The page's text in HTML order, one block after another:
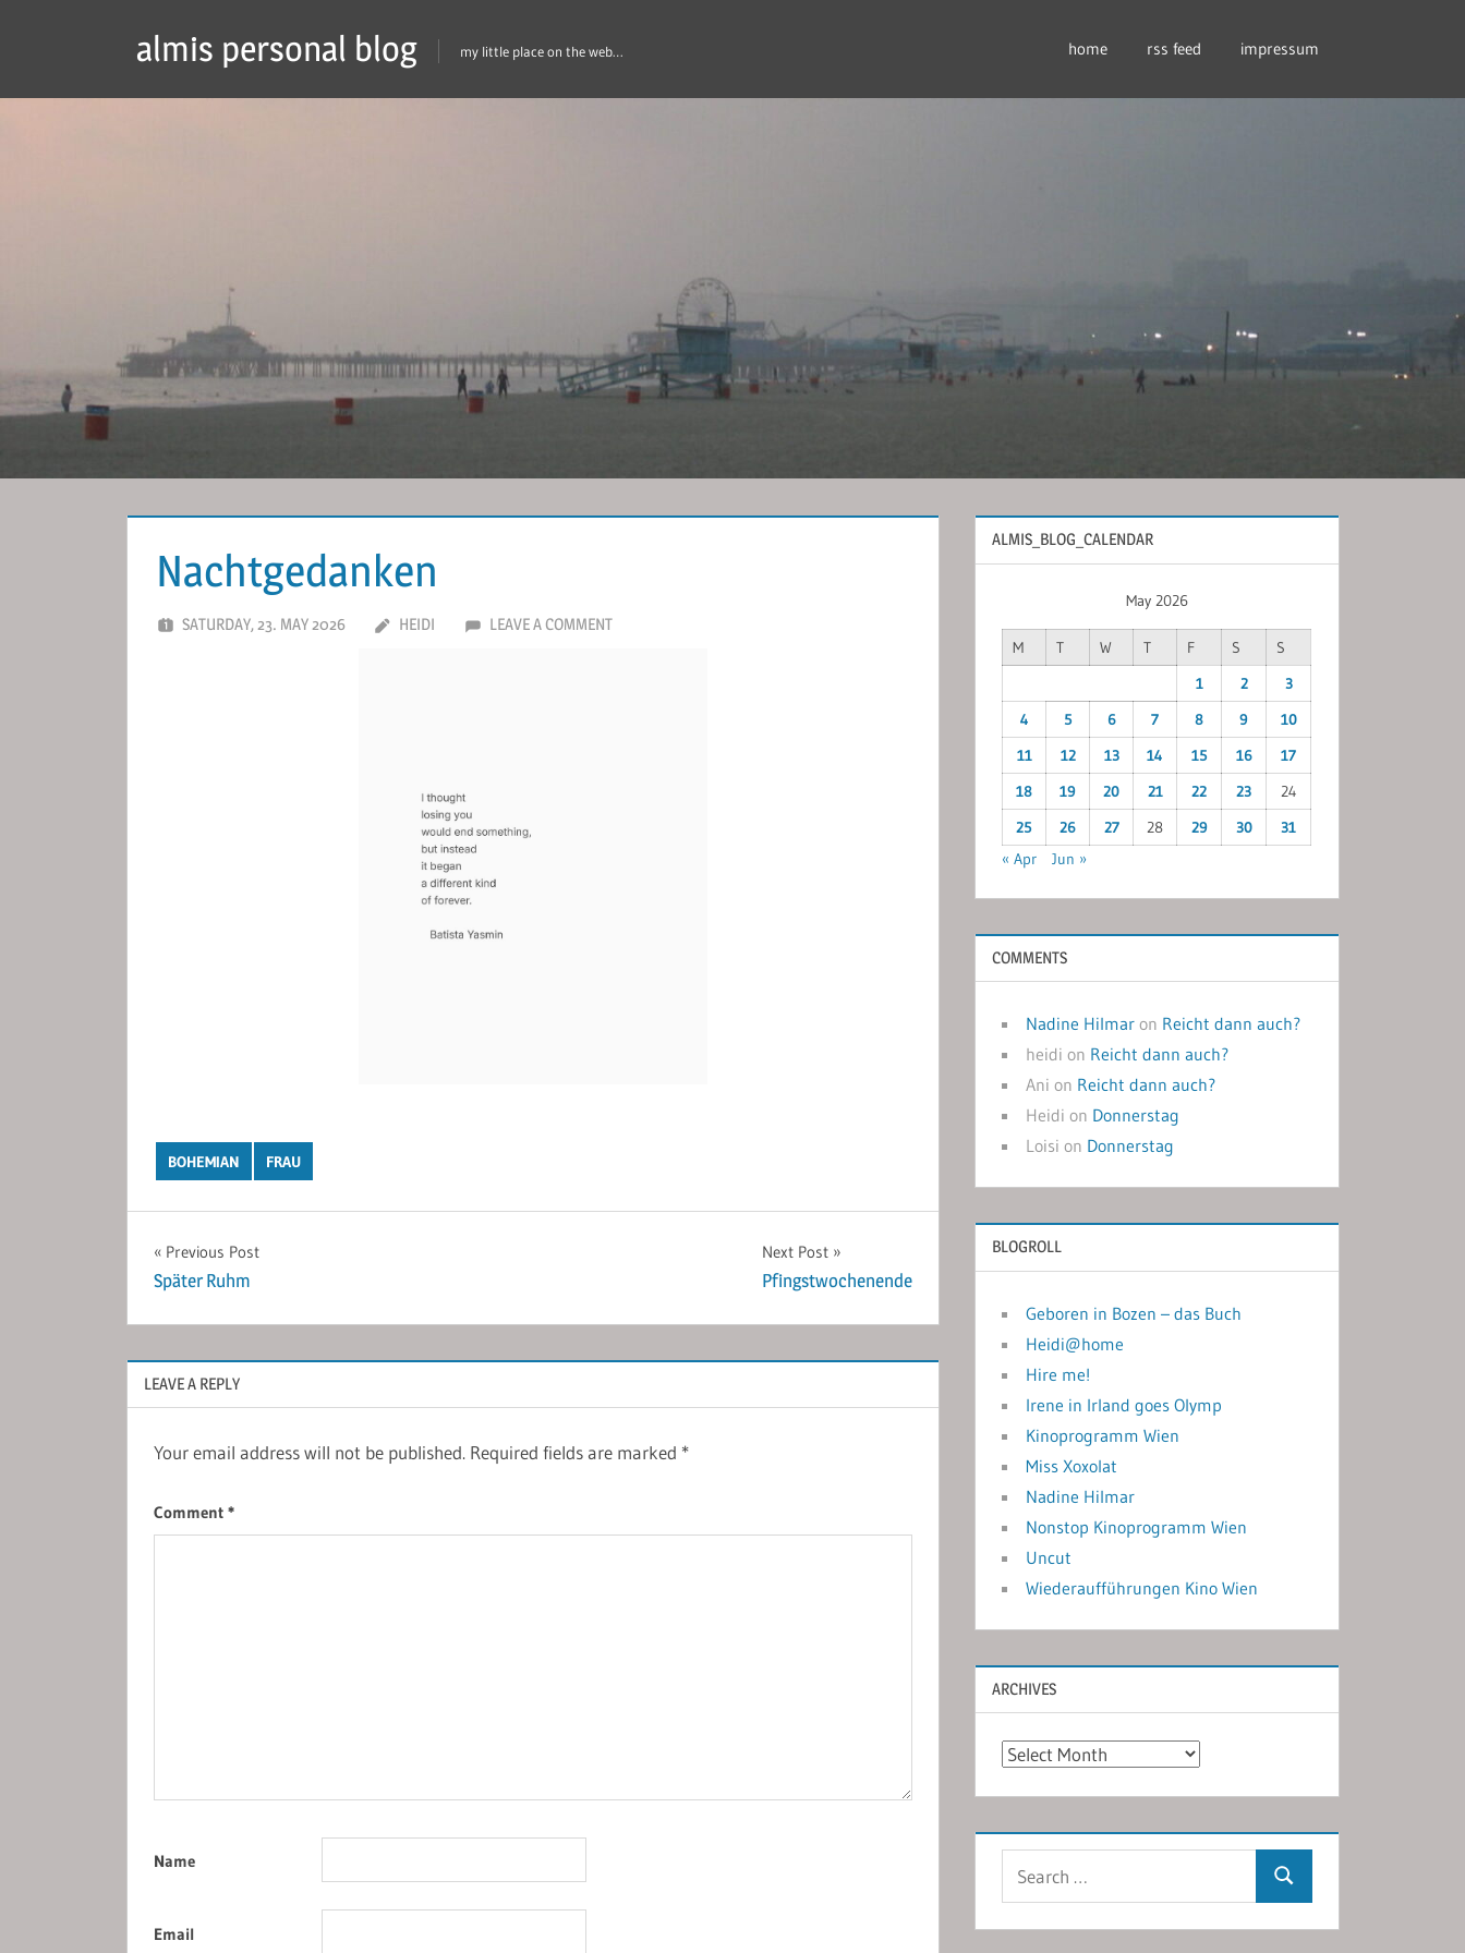
almis personal blog my little place on the web… home rss feed impressum
Nachtgedanken
SATURDAY, 23. MAY 2026 HEIDI LEAVE A COMMENT
BOHEMIAN FRAU
Post
navigation
Previous Post
Später Ruhm
Next Post
Pfingstwochenende
LEAVE A REPLY
Your email address will not be published. Required fields are marked *
Comment *
Name
Email
ALMIS_BLOG_CALENDAR
May 2026
M T W T F S
S
1
2
3
4
5 6 7 8 9
10
11
12 13 14 15 16
17
18
19 20 21 22 23
24
25
26 27 28 29 30
31
« Apr
Jun »
COMMENTS
Nadine Hilmar on Reicht dann auch?
heidi on Reicht dann auch?
Ani on Reicht dann auch?
Heidi on Donnerstag
Loisi on Donnerstag
BLOGROLL
Geboren in Bozen – das Buch
Heidi@home
Hire me!
Irene in Irland goes Olymp
Kinoprogramm Wien
Miss Xoxolat
Nadine Hilmar
Nonstop Kinoprogramm Wien
Uncut
Wiederaufführungen Kino Wien
ARCHIVES
Archives
Search